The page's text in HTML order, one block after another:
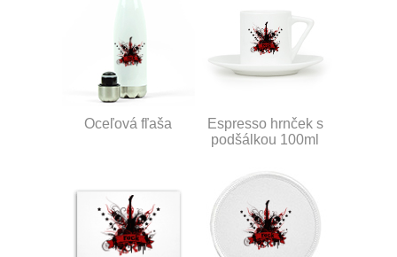
Oceľová fľaša
Espresso hrnček s
podšálkou 100ml